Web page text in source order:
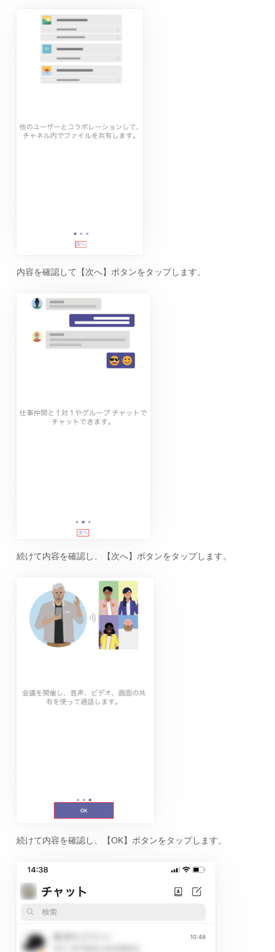
内容を確認して【次へ】ボタンをタップします。
続けて内容を確認し、【次へ】ボタンをタップします。
続けて内容を確認し、【OK】ボタンをタップします。